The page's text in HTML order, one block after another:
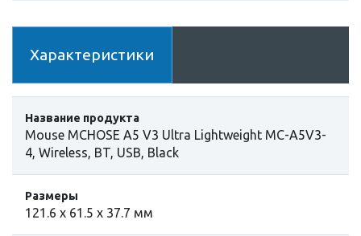
Характеристики
Название продукта
Mouse MCHOSE A5 V3 Ultra Lightweight MC-A5V3-
4, Wireless, BT, USB, Black
Размеры
121.6 x 61.5 x 37.7 мм